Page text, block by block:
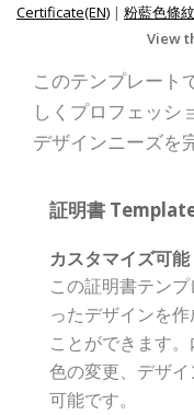
Certificate(EN) | 粉藍色條
View
このテンプレート
しくプロフェッシ
デザインニーズを
証明書
カスタマイズ可能
この証明書テン
ったデザインを
ことができます。
色の変更、デザ
可能です。